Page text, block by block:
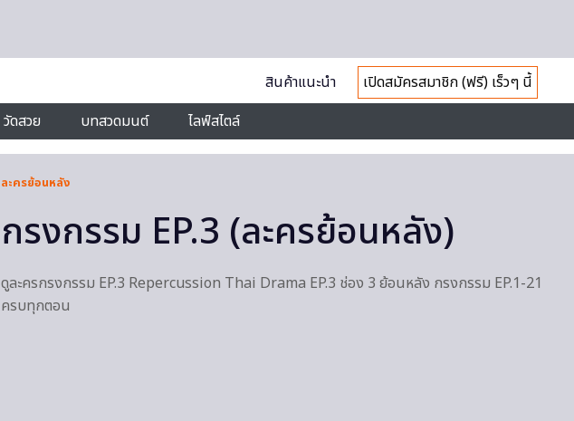
สินค้าแนะนำ
เปิดสมัครสมาชิก (ฟรี) เร็วๆ นี้
วัดสวย บทสวดมนต์ ไลฟ์สไตล์
ละครย้อนหลัง
กรงกรรม EP.3 (ละครย้อนหลัง)
ดูละครกรงกรรม EP.3 Repercussion Thai Drama EP.3 ช่อง 3 ย้อนหลัง กรงกรรม EP.1-21
ครบทุกตอน